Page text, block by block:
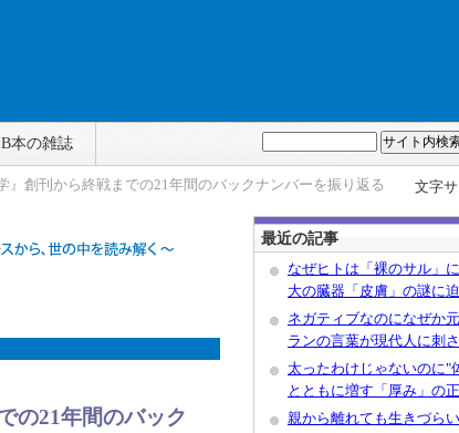
本の雑誌
文字
創刊から終戦までの21年間のバックナンバーを振り返る
の21年間のバック
最近の記事
なぜヒトは「裸のサル」
大の臓器「皮膚」の謎に
ネガティブなのになぜか
ランの言葉が現代人に刺
太ったわけじゃないのに
とともに増す「厚み」の
親から離れても生きづら